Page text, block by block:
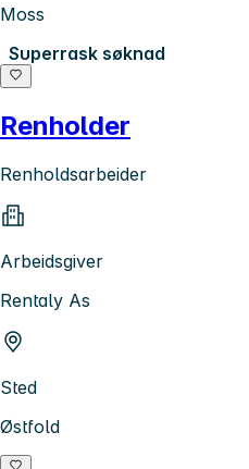
Moss
Superrask søknad
Renholder
Renholdsarbeider
Arbeidsgiver
Rentaly As
Sted
Østfold